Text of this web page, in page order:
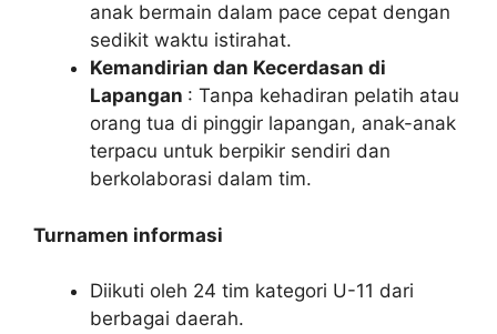
anak bermain dalam pace cepat dengan
sedikit waktu istirahat.
Kemandirian dan Kecerdasan di
Lapangan : Tanpa kehadiran pelatih atau
orang tua di pinggir lapangan, anak-anak
terpacu untuk berpikir sendiri dan
berkolaborasi dalam tim.
Turnamen informasi
Diikuti oleh 24 tim kategori U-11 dari
berbagai daerah.